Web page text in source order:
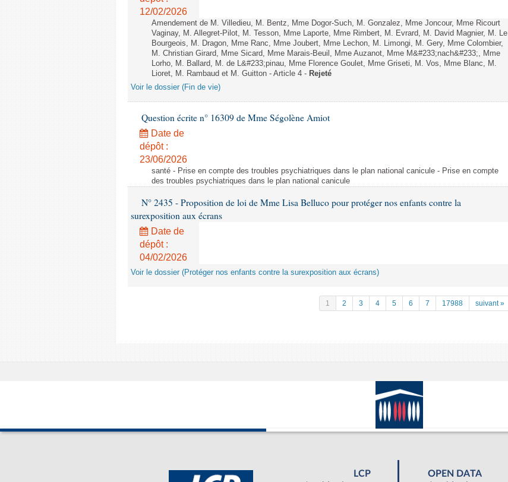
12/02/2026
Amendement de M. Villedieu, M. Bentz, Mme Dogor-Such, M. Gonzalez, Mme Joncour, Mme Ricourt
Vaginay, M. Allegret-Pilot, M. Tesson, Mme Laporte, Mme Rimbert, M. Evrard, M. David Magnier, M. Le
Bourgeois, M. Dragon, Mme Ranc, Mme Joubert, Mme Lechon, M. Limongi, M. Gery, Mme Colombier,
M. Christian Girard, Mme Sicard, Mme Marais-Beuil, Mme Auzanot, Mme M&#233;nach&#233;, Mme
Lorho, M. Ballard, M. de L&#233;pinau, Mme Florence Goulet, Mme Griseti, M. Vos, Mme Blanc, M.
Lioret, M. Rambaud et M. Guitton - Article 4 - Rejeté
Voir le dossier (Fin de vie)
Question écrite n° 16309 de Mme Ségolène Amiot
Date de
dépôt :
23/06/2026
santé - Prise en compte des troubles psychiatriques dans le plan national canicule - Prise en compte
des troubles psychiatriques dans le plan national canicule
N° 2435 - Proposition de loi de Mme Lisa Belluco pour protéger nos enfants contre la
surexposition aux écrans
Date de
dépôt :
04/02/2026
Voir le dossier (Protéger nos enfants contre la surexposition aux écrans)
1 2 3 4 5 6 7 17988 suivant »
LCP
OPEN DATA